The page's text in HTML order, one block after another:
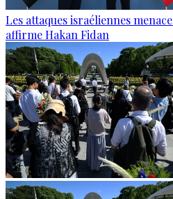
Les attaques israéliennes
affirme Hakan Fidan